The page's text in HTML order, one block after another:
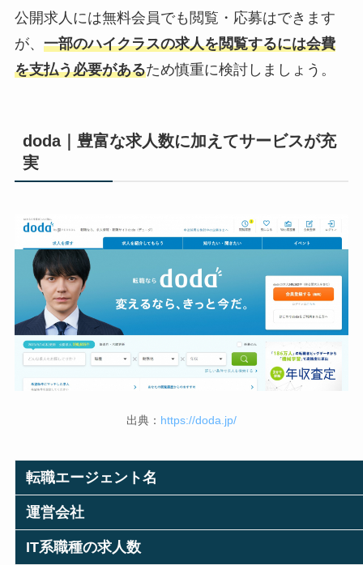
公開求人には無料会員でも閲覧・応募はできます
が、 一部のハイクラスの求人を閲覧するには会費
を支払う必要があるため慎重に検討しましょう。
doda｜豊富な求人数に加えてサービスが充
実
出典： https://doda.jp/
転職エージェント名
運営会社
IT系職種の求人数